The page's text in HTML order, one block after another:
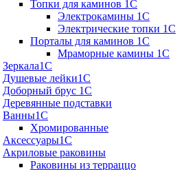
Топки для каминов 1C
Электрокамины 1С
Электрические топки 1C
Порталы для каминов 1С
Мраморные камины 1C
Зеркала1С
Душевые лейки1С
Доборный брус 1С
Деревянные подставки
Ванны1С
Хромированные
Аксессуары1С
Акриловые раковины
Раковины из терраццо